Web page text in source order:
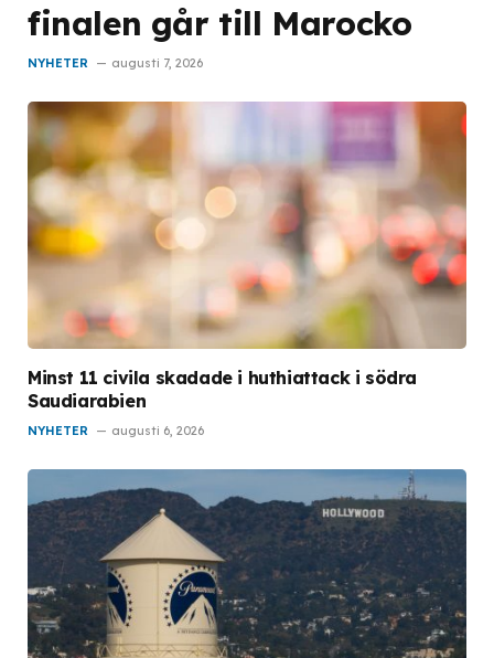
finalen går till Marocko
NYHETER augusti 7, 2026
Minst 11 civila skadade i huthiattack i södra
Saudiarabien
NYHETER augusti 6, 2026